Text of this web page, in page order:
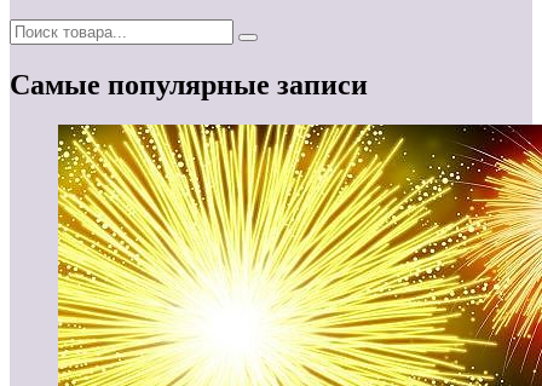
Самые популярные записи